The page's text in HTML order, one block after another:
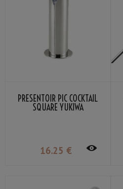
PRÉSENTOIR PIC COCKTAIL
SQUARE YUKIWA
16.25 €